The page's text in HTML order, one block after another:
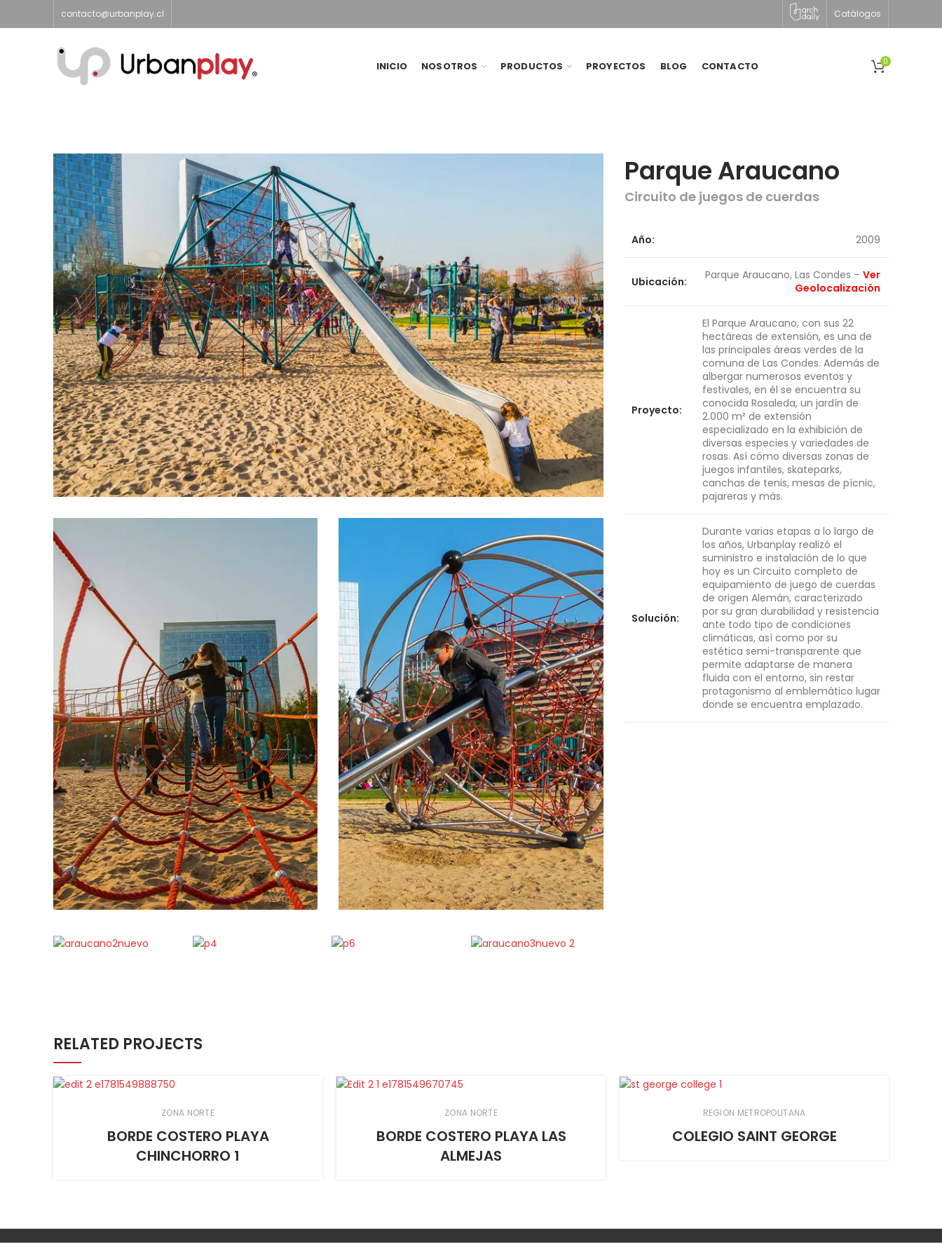
contacto@urbanplay.cl Catálogos
INICIO NOSOTROS PRODUCTOS PROYECTOS BLOG CONTACTO 0
Parque Araucano
Circuito de juegos de cuerdas
Año: 2009
Ubicación: Parque Araucano, Las Condes – Ver
Geolocalización
Proyecto:
El Parque Araucano, con sus 22
hectáreas de extensión, es una de
las principales áreas verdes de la
comuna de Las Condes. Además de
albergar numerosos eventos y
festivales, en él se encuentra su
conocida Rosaleda, un jardín de
2.000 m² de extensión
especializado en la exhibición de
diversas especies y variedades de
rosas. Así cómo diversas zonas de
juegos infantiles, skateparks,
canchas de tenis, mesas de pícnic,
pajareras y más.
Solución:
Durante varias etapas a lo largo de
los años, Urbanplay realizó el
suministro e instalación de lo que
hoy es un Circuito completo de
equipamiento de juego de cuerdas
de origen Alemán, caracterizado
por su gran durabilidad y resistencia
ante todo tipo de condiciones
climáticas, así como por su
estética semi-transparente que
permite adaptarse de manera
fluida con el entorno, sin restar
protagonismo al emblemático lugar
donde se encuentra emplazado.
RELATED PROJECTS
ZONA NORTE
BORDE COSTERO PLAYA
CHINCHORRO 1
ZONA NORTE
BORDE COSTERO PLAYA LAS
ALMEJAS
REGION METROPOLITANA
COLEGIO SAINT GEORGE